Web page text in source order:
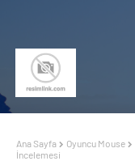
Ana Sayfa Oyuncu Mouse
İncelemesi